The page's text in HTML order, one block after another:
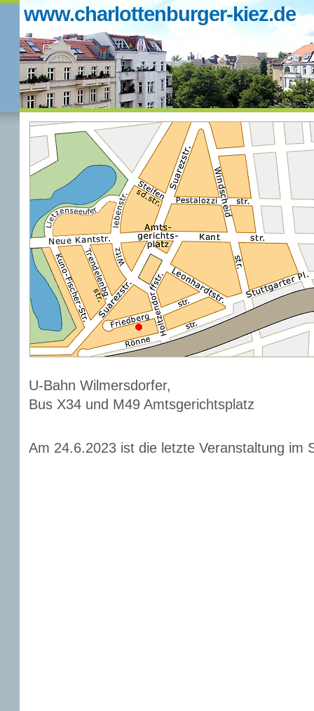
www.charlottenburger-kiez.de
U-Bahn Wilmersdorfer,
Bus X34 und M49 Amtsgerichtsplatz
Am 24.6.2023 ist die letzte Veranstaltung im